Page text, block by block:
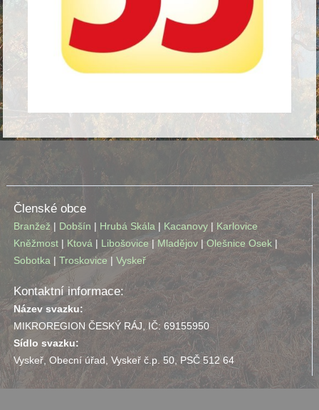
Členské obce
Branžež| Dobšín | Hrubá Skála| Kacanovy| Karlovice
Kněžmost| Ktová | Libošovice| Mladějov| Olešnice Osek|
Sobotka| Troskovice| Vyskeř
Kontaktní informace:
Název svazku:
MIKROREGION ČESKÝ RÁJ, IČ: 69155950
Sídlo svazku:
Vyskeř, Obecní úřad, Vyskeř č.p. 50, PSČ 512 64